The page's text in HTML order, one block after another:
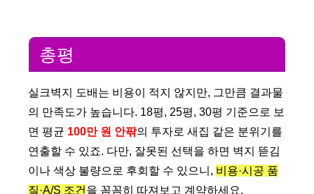
총평
실크벽지 도배는 비용이 적지 않지만, 그만큼 결과물
의 만족도가 높습니다. 18평, 25평, 30평 기준으로 보
면 평균 100만 원 안팎의 투자로 새집 같은 분위기를
연출할 수 있죠. 다만, 잘못된 선택을 하면 벽지 뜯김
이나 색상 불량으로 후회할 수 있으니, 비용·시공 품
질·A/S 조건 을 꼼꼼히 따져보고 계약하세요.